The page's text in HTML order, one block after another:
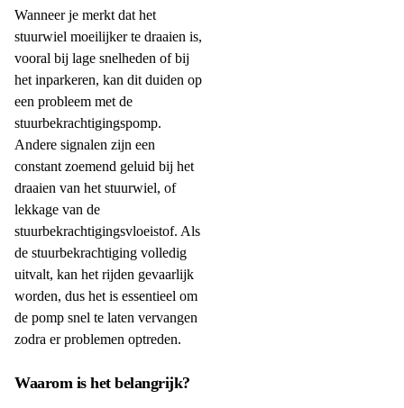
Wanneer je merkt dat het
stuurwiel moeilijker te draaien is,
vooral bij lage snelheden of bij
het inparkeren, kan dit duiden op
een probleem met de
stuurbekrachtigingspomp.
Andere signalen zijn een
constant zoemend geluid bij het
draaien van het stuurwiel, of
lekkage van de
stuurbekrachtigingsvloeistof. Als
de stuurbekrachtiging volledig
uitvalt, kan het rijden gevaarlijk
worden, dus het is essentieel om
de pomp snel te laten vervangen
zodra er problemen optreden.
Waarom is het belangrijk?